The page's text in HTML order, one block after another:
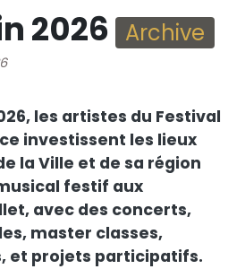
2026 Archive
les artistes du Festival
investissent les lieux
la Ville et de sa région
festif aux
avec des concerts,
master classes,
et projets participatifs.